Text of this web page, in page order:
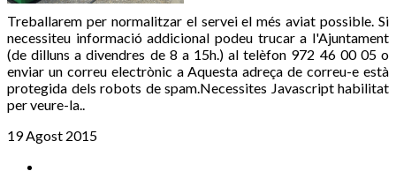
Treballarem per normalitzar el servei el més aviat possible. Si
necessiteu informació addicional podeu trucar a l'Ajuntament
(de dilluns a divendres de 8 a 15h.) al telèfon 972 46 00 05 o
enviar un correu electrònic aAquesta adreça de correu-e està
protegida dels robots de spam.Necessites Javascript habilitat
per veure-la..
19 Agost 2015